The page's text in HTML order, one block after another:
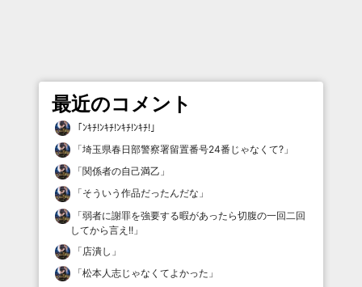
最近のコメント
「ﾝｷﾁ!ﾝｷﾁ!ﾝｷﾁ!ﾝｷﾁ! 」
「埼玉県春日部警察署留置番号24番じゃなくて? 」
「関係者の自己満乙 」
「そういう作品だったんだな 」
「弱者に謝罪を強要する暇があったら切腹の一回二回
してから言え!! 」
「 店潰し 」
「松本人志じゃなくてよかった 」